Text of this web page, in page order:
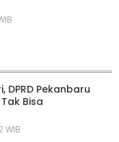
DPRD Pekanbaru
Bisa
WIB